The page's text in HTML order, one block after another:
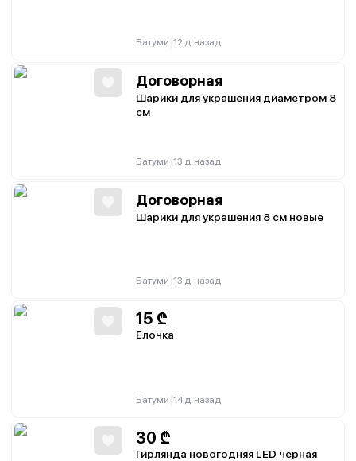
Батуми 12 д. назад
Договорная
Шарики для украшения диаметром 8
см
Батуми 13 д. назад
Договорная
Шарики для украшения 8 см новые
Батуми 13 д. назад
15 ₾
Елочка
Батуми 14 д. назад
30 ₾
Гирлянда новогодняя LED черная